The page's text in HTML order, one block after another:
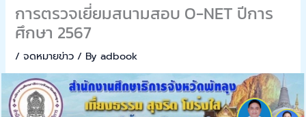
การตรวจเยี่ยมสนามสอบ O-NET ปีการ
ศึกษา 2567
/จดหมายข่าว / Byadbook